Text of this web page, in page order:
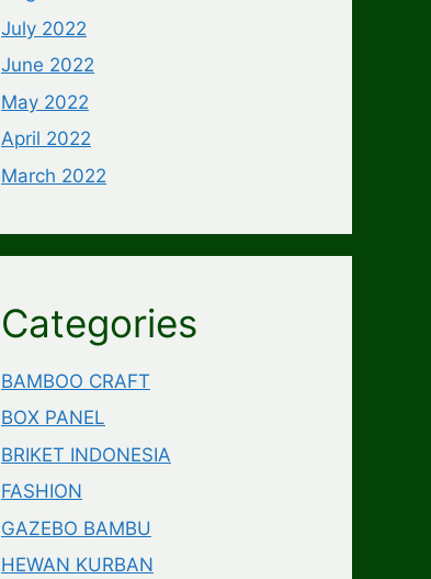
July 2022
June 2022
May 2022
April 2022
March 2022
Categories
BAMBOO CRAFT
BOX PANEL
BRIKET INDONESIA
FASHION
GAZEBO BAMBU
HEWAN KURBAN